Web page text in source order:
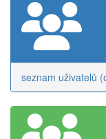
seznam uživatelů